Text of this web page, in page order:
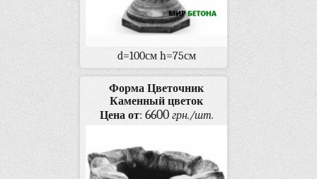
d=100см h=75см
Форма Цветочник
Каменный цветок
Цена от: 6600 грн./шт.